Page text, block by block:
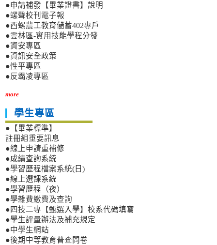
●申請補發【畢業證書】說明
●螺聲校刊電子報
●西螺農工教育儲蓄402專戶
●雲林區-實用技能學程分發
●資安專區
●資訊安全政策
●性平專區
●反霸凌專區
more
學生專區
●【畢業標準】
註冊組重要訊息
●線上申請重補修
●成績查詢系統
●學習歷程檔案系統(日)
●線上選課系統
●學習歷程（夜）
●學雜費繳費及查詢
●四技二專【甄選入學】校系代碼填寫
●學生評量辦法及補充規定
●中學生網站
●後期中等教育普查問卷